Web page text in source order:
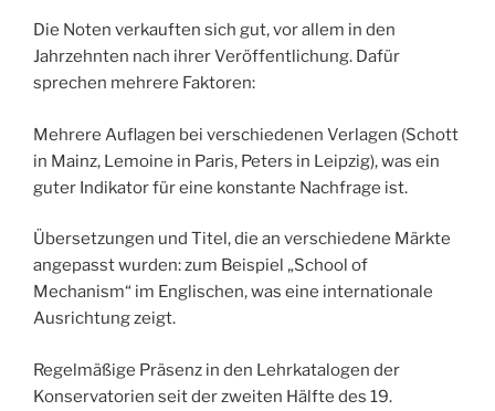
Die Noten verkauften sich gut, vor allem in den
Jahrzehnten nach ihrer Veröffentlichung. Dafür
sprechen mehrere Faktoren:
Mehrere Auflagen bei verschiedenen Verlagen (Schott
in Mainz, Lemoine in Paris, Peters in Leipzig), was ein
guter Indikator für eine konstante Nachfrage ist.
Übersetzungen und Titel, die an verschiedene Märkte
angepasst wurden: zum Beispiel „School of
Mechanism“ im Englischen, was eine internationale
Ausrichtung zeigt.
Regelmäßige Präsenz in den Lehrkatalogen der
Konservatorien seit der zweiten Hälfte des 19.